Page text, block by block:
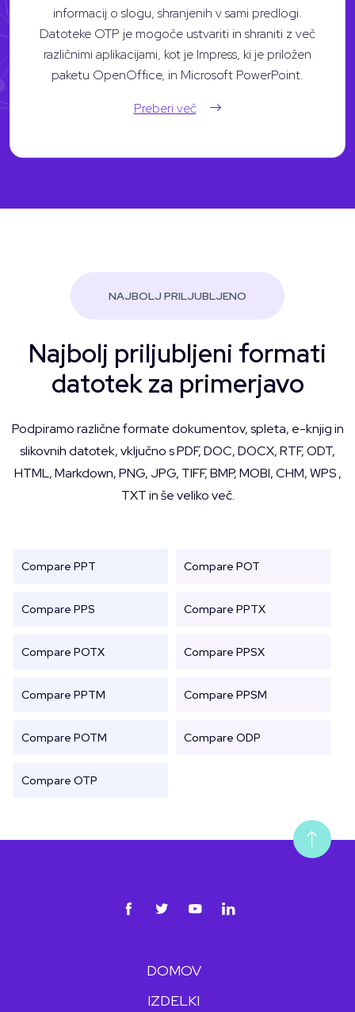
informacij o slogu, shranjenih v sami predlogi.
Datoteke OTP je mogoče ustvariti in shraniti z več
različnimi aplikacijami, kot je Impress, ki je priložen
paketu OpenOffice, in Microsoft PowerPoint.
Preberi več
NAJBOLJ PRILJUBLJENO
Najbolj priljubljeni formati
datotek za primerjavo
Podpiramo različne formate dokumentov, spleta, e-knjig in
slikovnih datotek, vključno s PDF, DOC, DOCX, RTF, ODT,
HTML, Markdown, PNG, JPG, TIFF, BMP, MOBI, CHM, WPS ,
TXT in še veliko več.
Compare PPT Compare POT
Compare PPS Compare PPTX
Compare POTX Compare PPSX
Compare PPTM Compare PPSM
Compare POTM Compare ODP
Compare OTP
DOMOV
IZDELKI